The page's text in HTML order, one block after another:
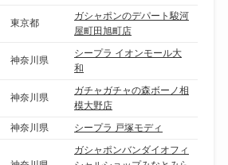
東京都
ガシャポンのデパート駿河
屋町田旭町店
神奈川県
シープラ イオンモール大
和
神奈川県
ガチャガチャの森ボーノ相
模大野店
神奈川県 シープラ 戸塚モディ
ガシャポンバンダイオフィ